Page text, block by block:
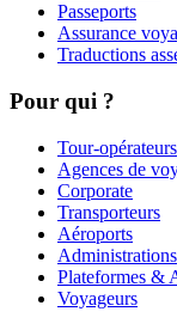
Passeports
Assurance
Traductions
Pour qui ?
Tour-opérateurs
Agences de
Corporate
Transporteurs
Aéroports
Administrations
Plateformes &
Voyageurs